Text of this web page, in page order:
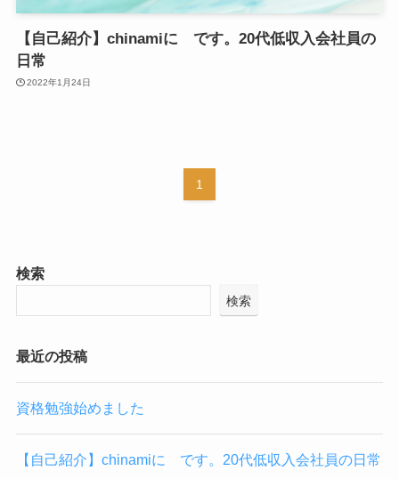
【自己紹介】chinamiに です。20代低収入会社員の
日常
2022年1月24日
1
検索
検索
最近の投稿
資格勉強始めました
【自己紹介】chinamiに です。20代低収入会社員の日常